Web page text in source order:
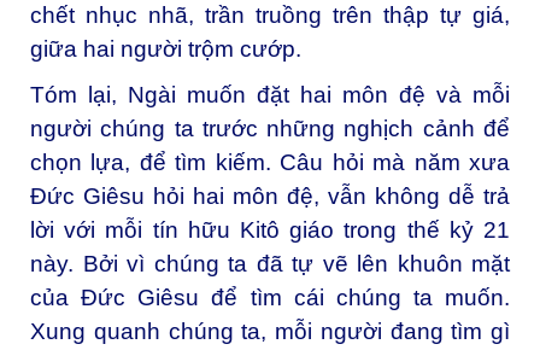
chết nhục nhã, trần truồng trên thập tự giá,
giữa hai người trộm cướp.
Tóm lại, Ngài muốn đặt hai môn đệ và mỗi
người chúng ta trước những nghịch cảnh để
chọn lựa, để tìm kiếm. Câu hỏi mà năm xưa
Đức Giêsu hỏi hai môn đệ, vẫn không dễ trả
lời với mỗi tín hữu Kitô giáo trong thế kỷ 21
này. Bởi vì chúng ta đã tự vẽ lên khuôn mặt
của Đức Giêsu để tìm cái chúng ta muốn.
Xung quanh chúng ta, mỗi người đang tìm gì